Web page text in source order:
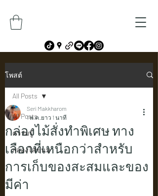
โพสต์
All Posts
ความรู้
กล่องใส่ขนม
All Posts
กล่องไม้สั่งทำพิเศษ ทาง
เลือกที่เหนือกว่าสำหรับ
การเก็บของสะสมและของ
มีค่า
Seri Makkharom
1 พ.ค. ยาว 1 นาที